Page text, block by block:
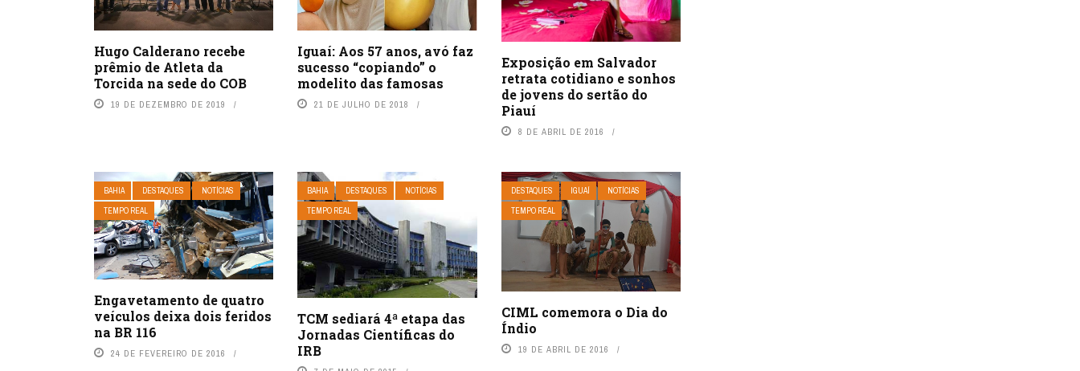
Hugo Calderano recebe
prêmio de Atleta da
Torcida na sede do COB
19 DE DEZEMBRO DE 2019
Iguaí: Aos 57 anos, avó faz
sucesso “copiando” o
modelito das famosas
21 DE JULHO DE 2018
Exposição em Salvador
retrata cotidiano e sonhos
de jovens do sertão do
Piauí
8 DE ABRIL DE 2016
BAHIA DESTAQUES
NOTÍCIAS
TEMPO REAL
Engavetamento de quatro
veículos deixa dois feridos
na BR 116
24 DE FEVEREIRO DE 2016
BAHIA DESTAQUES
NOTÍCIAS
TEMPO REAL
TCM sediará 4ª etapa das
Jornadas Científicas do
IRB
DESTAQUES IGUAÍ
NOTÍCIAS
TEMPO REAL
CIML comemora o Dia do
Índio
19 DE ABRIL DE 2016